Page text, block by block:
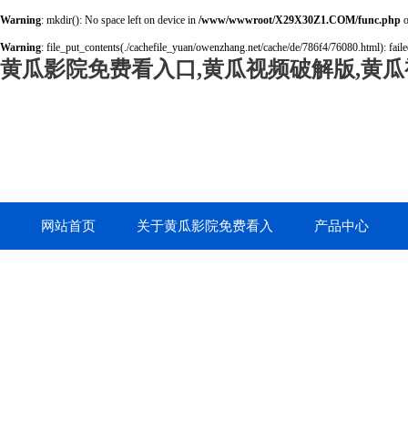
Warning: mkdir(): No space left on device in /www/wwwroot/X29X30Z1.COM/func.php
Warning: file_put_contents(./cachefile_yuan/owenzhang.net/cache/de/786f4/76080.html):
黄瓜影院免费看入口,黄瓜视频破解版,黄
网站首页 关于黄瓜影院免费看入 产品中心